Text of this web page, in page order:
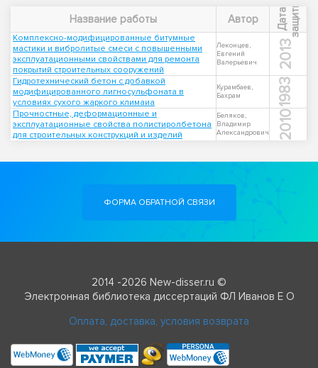
Название работы Автор Д
а
т
а
з
а
щ
и
т ы
Комплексно-модифицированные битумные
мастики и вибролитые смеси с повышенными
эксплуатационными свойствами для ремонта
покрытий строительных сооружений
Леконцев,
Евгений
Валерьевич
2013
Гидротехнический бетон с добавкой
модифицированного лигносульфоната в
условиях сухого жаркого климаиа
Курамбаев,
Бахрам
1983
Прочностные, деформационные и
эксплуатационные свойства полистиролбетона
для строительных конструкций и изделий
Беляков,
Владимир
Александрович
2010
ФОРМА ОБРАТНОЙ СВЯЗИ
2014 -2026 New-disser.ru ©
Электронная библиотека диссертаций ФЛ Иванов Е О
Оплата, доставка, условия возврата